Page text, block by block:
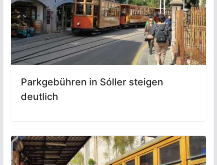
Parkgebühren in Sóller steigen
deutlich